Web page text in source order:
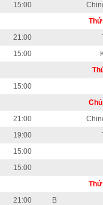
15:00
Thứ
21:00
15:00
15:00
21:00
19:00
15:00
15:00
Thứ
21:00
B